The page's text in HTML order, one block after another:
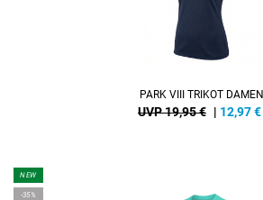
PARK VIII TRIKOT DAMEN
UVP 19,95 € | 12,97€
NEW
-35%